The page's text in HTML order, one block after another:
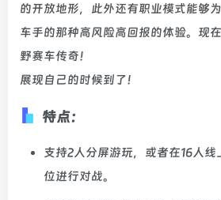
的开放地形，此外还有职业模式能够
车手的那种高风险高回报的体验。现
野赛车传奇！
展现自己的时候到了！
特点：
支持2人分屏游玩，或者在16人
位进行对战。